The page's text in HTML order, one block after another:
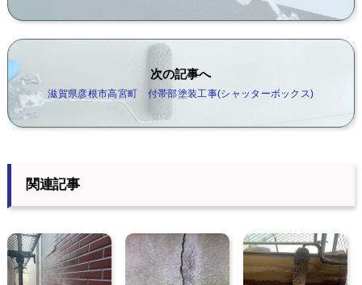
次の記事へ
滋賀県彦根市高宮町 付帯部塗装工事(シャッターボックス)
関連記事